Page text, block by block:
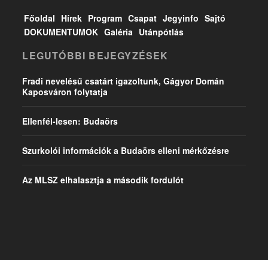
Főoldal Hírek Program Csapat Jegyinfo Sajtó
DOKUMENTUMOK Galéria Utánpótlás
LEGUTÓBBI BEJEGYZÉSEK
Fradi nevelésű csatárt igazoltunk, Gágyor Domán
Kaposváron folytatja
Ellenfél-lesen: Budaörs
Szurkolói információk a Budaörs elleni mérkőzésre
Az MLSZ elhalasztja a második fordulót